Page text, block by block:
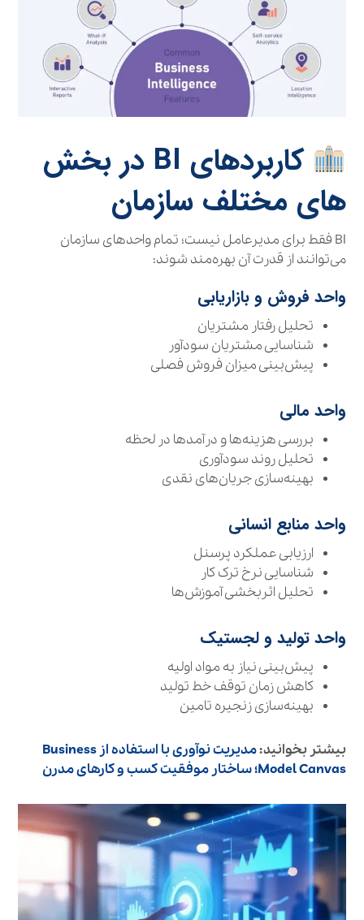
کاربردهای BI در بخش‌
های مختلف سازمان
BI فقط برای مدیرعامل نیست؛ تمام واحدهای سازمان
می‌توانند از قدرت آن بهره‌مند شوند:
واحد فروش و بازاریابی
تحلیل رفتار مشتریان
شناسایی مشتریان سودآور
پیش‌بینی میزان فروش فصلی
واحد مالی
بررسی هزینه‌ها و درآمدها در لحظه
تحلیل روند سودآوری
بهینه‌سازی جریان‌های نقدی
واحد منابع انسانی
ارزیابی عملکرد پرسنل
شناسایی نرخ ترک کار
تحلیل اثربخشی آموزش‌ها
واحد تولید و لجستیک
پیش‌بینی نیاز به مواد اولیه
کاهش زمان توقف خط تولید
بهینه‌سازی زنجیره تامین
بیشتر بخوانید:
مدیریت نوآوری با استفاده از Business
Model Canvas؛ ساختار موفقیت کسب‌ و کارهای مدرن